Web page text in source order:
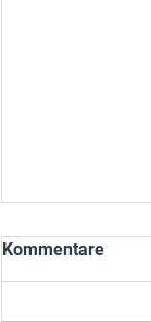
Kommentare